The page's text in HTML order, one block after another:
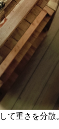
て重さを分散。